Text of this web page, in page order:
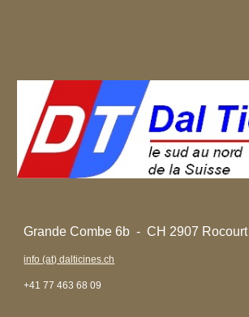
Grande Combe 6b - CH 2907 Rocourt
info (at) dalticines.ch
+41 77 463 68 09